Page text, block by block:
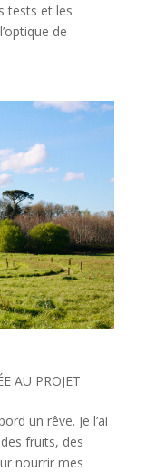
tests et les
de
AU PROJET
un rêve. Je l’ai
fruits, des
nourrir mes